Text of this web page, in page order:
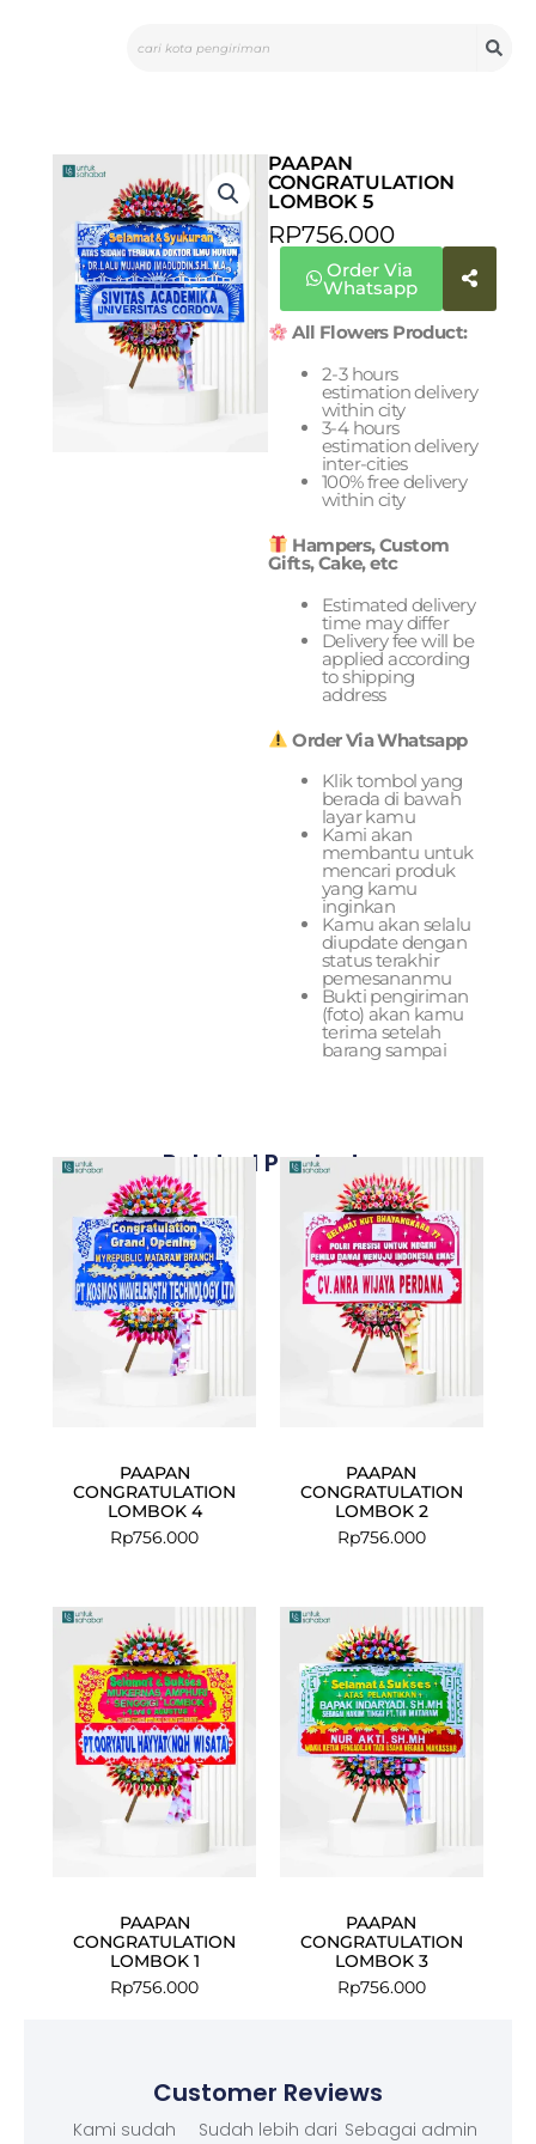
PAAPAN
CONGRATULATION
LOMBOK 5
RP756.000
Order Via
Whatsapp
All Flowers Product:
2-3 hours
estimation delivery
within city
3-4 hours
estimation delivery
inter-cities
100% free delivery
within city
Hampers, Custom
Gifts, Cake, etc
Estimated delivery
time may differ
Delivery fee will be
applied according
to shipping
address
Order Via Whatsapp
Klik tombol yang
berada di bawah
layar kamu
Kami akan
membantu untuk
mencari produk
yang kamu
inginkan
Kamu akan selalu
diupdate dengan
status terakhir
pemesananmu
Bukti pengiriman
(foto) akan kamu
terima setelah
barang sampai
Related Products
PAAPAN
CONGRATULATION
LOMBOK 4
Rp756.000
PAAPAN
CONGRATULATION
LOMBOK 2
Rp756.000
PAAPAN
CONGRATULATION
LOMBOK 1
Rp756.000
PAAPAN
CONGRATULATION
LOMBOK 3
Rp756.000
Customer Reviews
Kami sudah
Sudah lebih dari Sebagai admin